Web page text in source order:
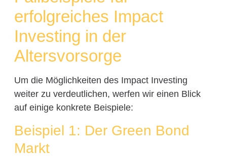
erfolgreiches Impact
Investing in der
Altersvorsorge
Um die Möglichkeiten des Impact Investing
weiter zu verdeutlichen, werfen wir einen Blick
auf einige konkrete Beispiele:
Beispiel 1: Der Green Bond
Markt